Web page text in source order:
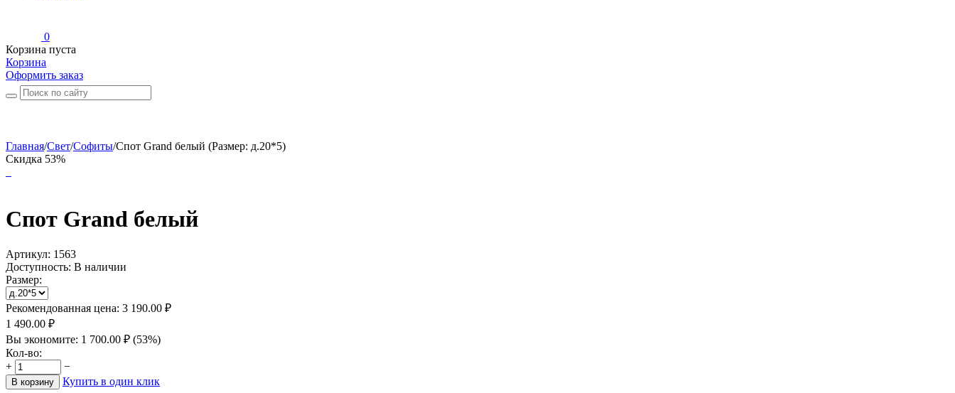
0
Корзина пуста
Корзина
Оформить заказ
Главная/Свет/Софиты/Спот Grand белый (Размер: д.20*5)
Скидка 53%
Спот Grand белый
Артикул: 1563
Доступность: В наличии
Размер:
Рекомендованная цена: 3 190.00 ₽
1 490.00 ₽
Вы экономите: 1 700.00 ₽ (53%)
Кол-во:
+
−
В корзину Купить в один клик